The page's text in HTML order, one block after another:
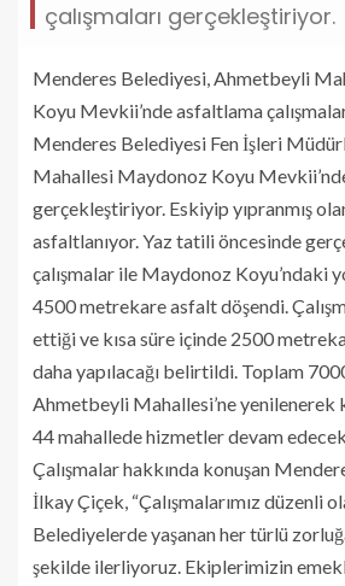
çalışmaları gerçekleştiriyor.
Menderes Belediyesi, Ahmetbeyli
Koyu Mevkii’nde asfaltlama
Menderes Belediyesi Fen İşleri
Mahallesi Maydonoz Koyu
gerçekleştiriyor. Eskiyip yıpranmış
asfaltlanıyor. Yaz tatili öncesinde
çalışmalar ile Maydonoz Koyu’ndaki
4500 metrekare asfalt döşendi.
ettiği ve kısa süre içinde 2500
daha yapılacağı belirtildi. Toplam
Ahmetbeyli Mahallesi’ne yenilenerek
44 mahallede hizmetler devam edecek
Çalışmalar hakkında konuşan
İlkay Çiçek, “Çalışmalarımız düzenli
Belediyelerde yaşanan her türlü
şekilde ilerliyoruz. Ekiplerimizin